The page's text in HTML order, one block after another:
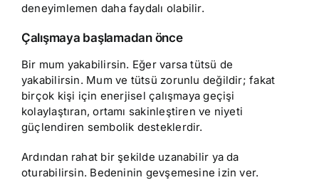
deneyimlemen daha faydalı olabilir.
Çalışmaya başlamadan önce
Bir mum yakabilirsin. Eğer varsa tütsü de
yakabilirsin. Mum ve tütsü zorunlu değildir; fakat
birçok kişi için enerjisel çalışmaya geçişi
kolaylaştıran, ortamı sakinleştiren ve niyeti
güçlendiren sembolik desteklerdir.
Ardından rahat bir şekilde uzanabilir ya da
oturabilirsin. Bedeninin gevşemesine izin ver.